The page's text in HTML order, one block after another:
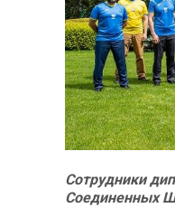
Сотрудники
Соединенных